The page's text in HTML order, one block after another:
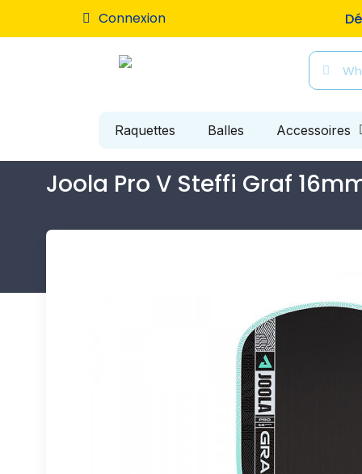
Connexion
Raquettes Balles Accessoires
Joola Pro V Steffi Graf